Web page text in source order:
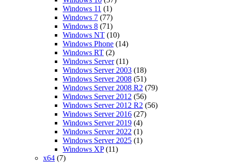
Windows 11 (1)
Windows 7 (77)
Windows 8 (71)
Windows NT (10)
Windows Phone (14)
Windows RT (2)
Windows Server(11)
Windows Server 2003 (18)
Windows Server 2008 (51)
Windows Server 2008 R2 (79)
Windows Server 2012 (56)
Windows Server 2012 R2 (56)
Windows Server 2016 (27)
Windows Server 2019 (4)
Windows Server 2022 (1)
Windows Server 2025 (1)
Windows XP(11)
x64 (7)